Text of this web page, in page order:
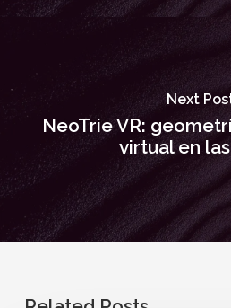
Next
NeoTrie VR:
virtual en